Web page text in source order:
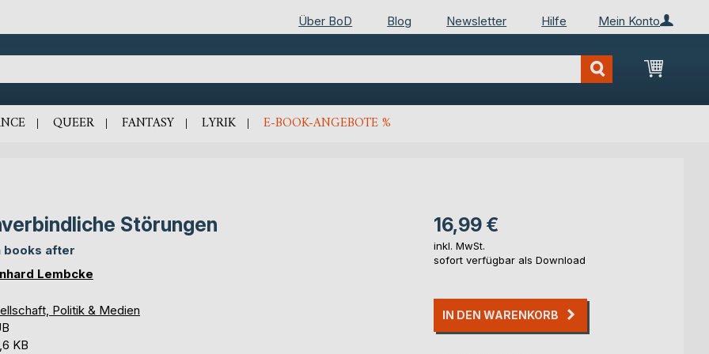
Mein Konto
Über BoD Blog Newsletter Hilfe
Mein
QUEER FANTASY LYRIK E-BOOK-ANGEBOTE %
Störungen
books after
Lembcke
Politik & Medien
KB
16,99 €
inkl. MwSt.
sofort verfügbar als Download
IN DEN WARENKORB